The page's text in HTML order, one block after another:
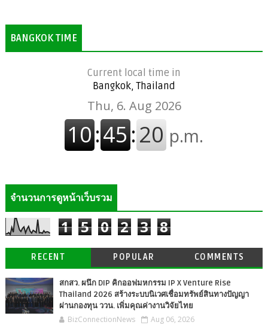
BANGKOK TIME
Current local time in
Bangkok, Thailand
จำนวนการดูหน้าเว็บรวม
1 5 0 2 3 8
RECENT POPULAR COMMENTS
สกสว. ผนึก DIP คิกออฟมหกรรม IP X Venture Rise
Thailand 2026 สร้างระบบนิเวศเชื่อมทรัพย์สินทางปัญญา
ผ่านกองทุน ววน. เพิ่มคุณค่างานวิจัยไทย
BizConnectionNews Aug 06, 2026